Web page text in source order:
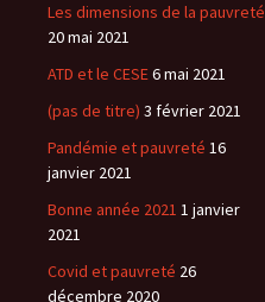
Les dimensions de la pauvreté
20 mai 2021
ATD et le CESE6 mai 2021
(pas de titre) 3 février 2021
Pandémie et pauvreté 16
janvier 2021
Bonne année 2021 1 janvier
2021
Covid et pauvreté 26
décembre 2020